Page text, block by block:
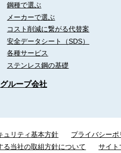
鋼種で選ぶ
メーカーで選ぶ
コスト削減に繋がる代替案
安全データシート（SDS）
各種サービス
ステンレス鋼の基礎
グループ会社
ュリティ基本方針
プライバシーポ
る当社の取組方針について
サイト